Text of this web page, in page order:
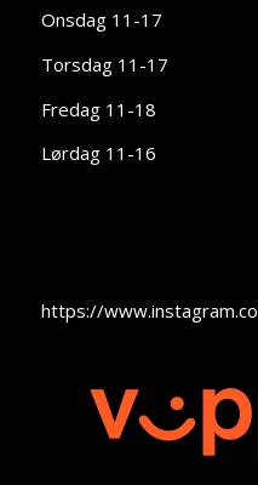
Onsdag 11-17
Torsdag 11-17
Fredag 11-18
Lørdag 11-16
https://